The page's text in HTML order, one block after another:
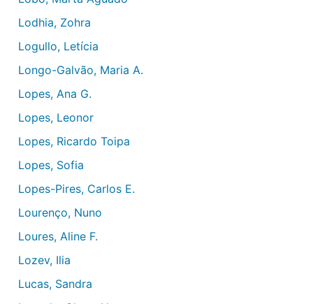
Lodhia, Zohra
Logullo, Letícia
Longo-Galvão, Maria A.
Lopes, Ana G.
Lopes, Leonor
Lopes, Ricardo Toipa
Lopes, Sofia
Lopes-Pires, Carlos E.
Lourenço, Nuno
Loures, Aline F.
Lozev, Ilia
Lucas, Sandra